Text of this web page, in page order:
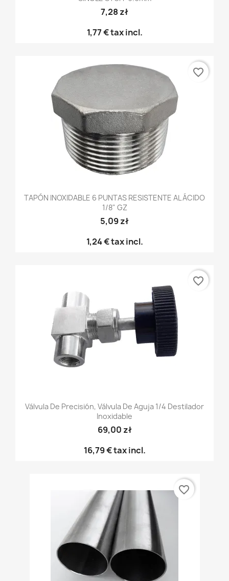
7,28 zł
1,77 €tax incl.
TAPÓN INOXIDABLE 6 PUNTAS RESISTENTE AL ÁCIDO
1/8" GZ
5,09 zł
1,24 €tax incl.
favorite_border
Válvula De Precisión, Válvula De Aguja 1/4 Destilador
Inoxidable
69,00 zł
16,79 €tax incl.
favorite_border
favorite_border